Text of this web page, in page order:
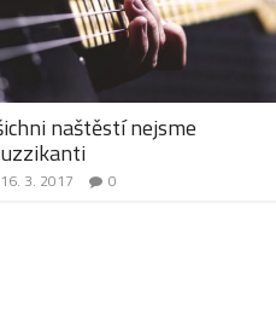
naštěstí nejsme
16. 3. 2017 0